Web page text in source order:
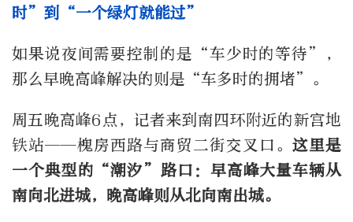
时”到“一个绿灯就能过”
如果说夜间需要控制的是“车少时的等待”，
那么早晚高峰解决的则是“车多时的拥堵”。
周五晚高峰6点，记者来到南四环附近的新宫地
铁站——槐房西路与商贸二街交叉口。 这里是
一个典型的“潮汐”路口：早高峰大量车辆从
南向北进城，晚高峰则从北向南出城。